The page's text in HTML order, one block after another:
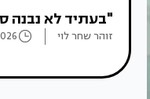
"בעתיד לא נבנה
זוהר שחר לוי